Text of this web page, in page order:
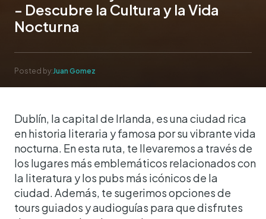
- Descubre la Cultura y la Vida
Nocturna
Posted by:Juan Gomez
Dublín, la capital de Irlanda, es una ciudad rica
en historia literaria y famosa por su vibrante vida
nocturna. En esta ruta, te llevaremos a través de
los lugares más emblemáticos relacionados con
la literatura y los pubs más icónicos de la
ciudad. Además, te sugerimos opciones de
tours guiados y audioguías para que disfrutes